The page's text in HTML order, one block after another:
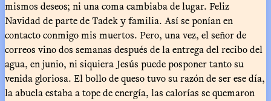
mismos deseos; ni una coma cambiaba de lugar. Feliz
Navidad de parte de Tadek y familia. Así se ponían en
contacto conmigo mis muertos. Pero, una vez, el señor de
correos vino dos semanas después de la entrega del recibo del
agua, en junio, ni siquiera Jesús puede posponer tanto su
venida gloriosa. El bollo de queso tuvo su razón de ser ese día,
la abuela estaba a tope de energía, las calorías se quemaron